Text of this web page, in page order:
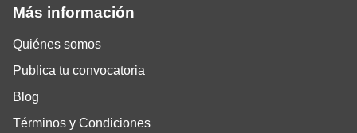
Más información
Quiénes somos
Publica tu convocatoria
Blog
Términos y Condiciones